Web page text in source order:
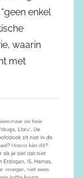
enkel
waarin
met